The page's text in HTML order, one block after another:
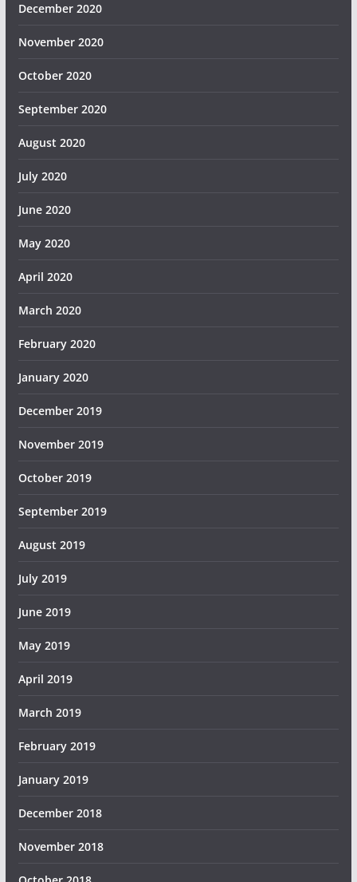
December 2020
November 2020
October 2020
September 2020
August 2020
July 2020
June 2020
May 2020
April 2020
March 2020
February 2020
January 2020
December 2019
November 2019
October 2019
September 2019
August 2019
July 2019
June 2019
May 2019
April 2019
March 2019
February 2019
January 2019
December 2018
November 2018